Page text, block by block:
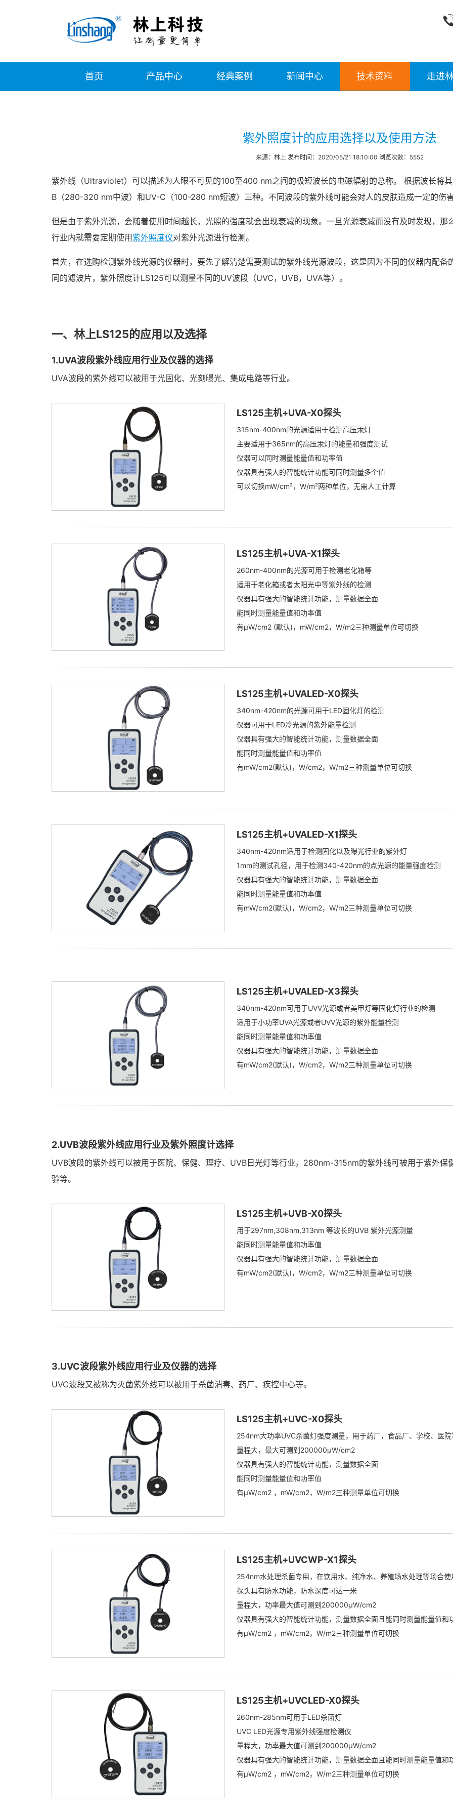
首页 产品中心 经典案例 新闻中心 技术资料 走进
紫外照度计的应用选择以及使用方法
来源：林上 发布时间：2020/05/21 18:10:00 浏览次数：5552
紫外线（Ultraviolet）可以描述为人眼不可见的100至400 nm之间的极短波长的电磁辐射的总称。 根据波长将
B（280-320 nm中波）和UV-C（100-280 nm短波）三种。不同波段的紫外线可能会对人的皮肤造成一定的伤
但是由于紫外光源，会随着使用时间越长，光照的强度就会出现衰减的现象。一旦光源衰减而没有及时发现，
行业内就需要定期使用紫外照度仪对紫外光源进行检测。
首先，在选购检测紫外线光源的仪器时，要先了解清楚需要测试的紫外线光源波段，这是因为不同的仪器内配
同的滤波片，紫外照度计LS125可以测量不同的UV波段（UVC，UVB，UVA等）。
一、林上LS125的应用以及选择
1.UVA波段紫外线应用行业及仪器的选择
UVA波段的紫外线可以被用于光固化、光刻曝光、集成电路等行业。
LS125主机+UVA-X0探头
315nm-400nm的光源适用于检测高压汞灯
主要适用于365nm的高压汞灯的能量和强度测试
仪器可以同时测量能量值和功率值
仪器具有强大的智能统计功能可同时测量多个值
可以切换mW/cm²，W/m²两种单位，无需人工计算
LS125主机+UVA-X1探头
260nm-400nm的光源可用于检测老化箱等
适用于老化箱或者太阳光中等紫外线的检测
仪器具有强大的智能统计功能，测量数据全面
能同时测量能量值和功率值
有μW/cm2 (默认)，mW/cm2，W/m2三种测量单位可切换
LS125主机+UVALED-X0探头
340nm-420nm的光源可用于LED固化灯的检测
仪器可用于LED冷光源的紫外能量检测
仪器具有强大的智能统计功能，测量数据全面
能同时测量能量值和功率值
有mW/cm2(默认)，W/cm2，W/m2三种测量单位可切换
LS125主机+UVALED-X1探头
340nm-420nm适用于检测固化以及曝光行业的紫外灯
1mm的测试孔径，用于检测340-420nm的点光源的能量强度检测
仪器具有强大的智能统计功能，测量数据全面
能同时测量能量值和功率值
有mW/cm2(默认)，W/cm2，W/m2三种测量单位可切换
LS125主机+UVALED-X3探头
340nm-420nm可用于UVV光源或者美甲灯等固化灯行业的检测
适用于小功率UVA光源或者UVV光源的紫外能量检测
能同时测量能量值和功率值
仪器具有强大的智能统计功能，测量数据全面
有mW/cm2(默认)，W/cm2，W/m2三种测量单位可切换
2.UVB波段紫外线应用行业及紫外照度计选择
UVB波段的紫外线可以被用于医院、保健、理疗、UVB日光灯等行业。280nm-315nm的紫外线可被用于紫外保
验等。
LS125主机+UVB-X0探头
用于297nm,308nm,313nm 等波长的UVB 紫外光源测量
能同时测量能量值和功率值
仪器具有强大的智能统计功能，测量数据全面
有mW/cm2(默认)，W/cm2，W/m2三种测量单位可切换
3.UVC波段紫外线应用行业及仪器的选择
UVC波段又被称为灭菌紫外线可以被用于杀菌消毒、药厂、疾控中心等。
LS125主机+UVC-X0探头
254nm大功率UVC杀菌灯强度测量，用于药厂，食品厂、学校、医
量程大，最大可测到200000μW/cm2
仪器具有强大的智能统计功能，测量数据全面
能同时测量能量值和功率值
有μW/cm2 ，mW/cm2，W/m2三种测量单位可切换
LS125主机+UVCWP-X1探头
254nm水处理杀菌专用，在饮用水、纯净水、养殖场水处理等场合使
探头具有防水功能，防水深度可达一米
量程大，功率最大值可测到200000μW/cm2
仪器具有强大的智能统计功能，测量数据全面且能同时测量能量值和
有μW/cm2 ，mW/cm2，W/m2三种测量单位可切换
LS125主机+UVCLED-X0探头
260nm-285nm可用于LED杀菌灯
UVC LED光源专用紫外线强度检测仪
量程大，功率最大值可测到200000μW/cm2
仪器具有强大的智能统计功能，测量数据全面且能同时测量能量值和
有μW/cm2 ，mW/cm2，W/m2三种测量单位可切换